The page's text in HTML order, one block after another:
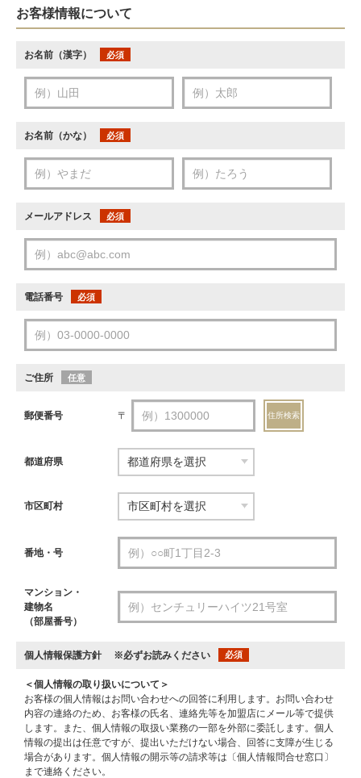
お客様情報について
お名前（漢字） 必須
お名前（かな） 必須
メールアドレス 必須
電話番号 必須
ご住所 任意
郵便番号 〒 住所検索
都道府県
市区町村
番地・号
マンション・
建物名
（部屋番号）
個人情報保護方針 ※必ずお読みください 必須
＜個人情報の取り扱いについて＞
お客様の個人情報はお問い合わせへの回答に利用します。お問い合わせ
内容の連絡のため、お客様の氏名、連絡先等を加盟店にメール等で提供
します。また、個人情報の取扱い業務の一部を外部に委託します。個人
情報の提出は任意ですが、提出いただけない場合、回答に支障が生じる
場合があります。個人情報の開示等の請求等は〔個人情報問合せ窓口〕
まで連絡ください。